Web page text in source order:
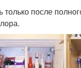
после